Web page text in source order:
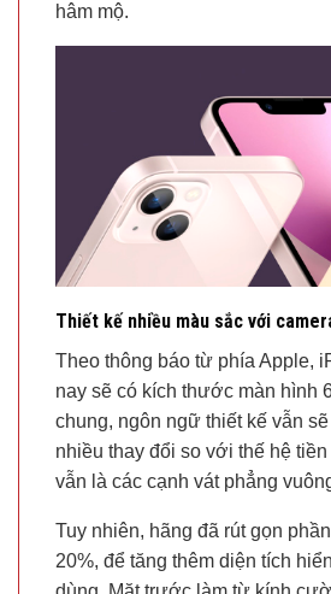
hâm mộ.
Thiết kế nhiều màu sắc với
Theo thông báo từ phía Apple,
nay sẽ có kích thước màn hình
chung, ngôn ngữ thiết kế vẫn
nhiều thay đổi so với thế hệ
vẫn là các cạnh vát phẳng
Tuy nhiên, hãng đã rút gọn
20%, để tăng thêm diện tích